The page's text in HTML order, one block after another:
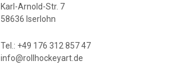
Karl-Arnold-Str. 7
58636 Iserlohn
Tel.: +49 176 312 857 47
info@rollhockeyart.de